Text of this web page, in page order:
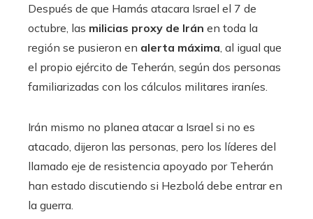
Después de que Hamás atacara Israel el 7 de
octubre, las milicias proxy de Irán en toda la
región se pusieron en alerta máxima , al igual que
el propio ejército de Teherán, según dos personas
familiarizadas con los cálculos militares iraníes.
Irán mismo no planea atacar a Israel si no es
atacado, dijeron las personas, pero los líderes del
llamado eje de resistencia apoyado por Teherán
han estado discutiendo si Hezbolá debe entrar en
la guerra.